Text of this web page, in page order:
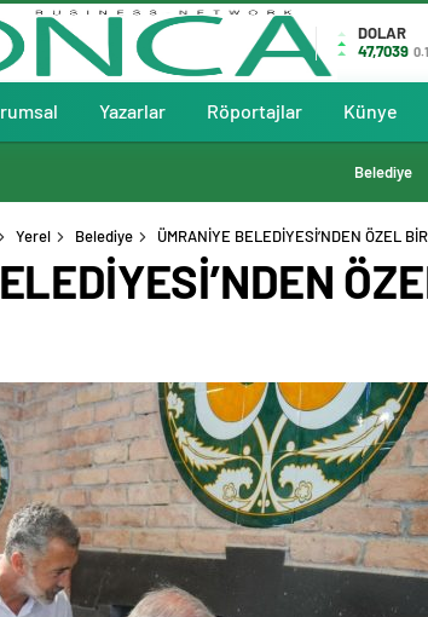
DOLAR
47,7039
Yazarlar Röportajlar Künye
Belediye
Yerel Belediye ÜMRANİYE BELEDİYESİ’NDEN ÖZEL